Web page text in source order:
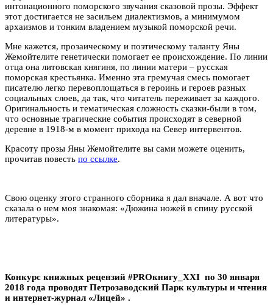
интонационного поморского звучания сказовой прозы. Эффект
этот достигается не засильем диалектизмов, а минимумом
архаизмов и тонким владением музыкой поморской речи.
Мне кажется, прозаическому и поэтическому таланту Яны
Жемойтелите генетически помогает ее происхождение. По линии
отца она литовская княгиня, по линии матери – русская
поморская крестьянка. Именно эта гремучая смесь помогает
писателю легко перевоплощаться в героинь и героев разных
социальных слоев, да так, что читатель переживает за каждого.
Оригинальность и тематическая сложность сказки-были в том,
что основные трагические события происходят в северной
деревне в 1918-м в момент прихода на Север интервентов.
Красоту прозы Яны Жемойтелите вы сами можете оценить,
прочитав повесть по ссылке.
Свою оценку этого странного сборника я дал вначале. А вот что
сказала о нем моя знакомая: «Дюжина ножей в спину русской
литературы».
Конкурс книжных рецензий #PROкнигу_XXI по 30 января
2018 года проводят Петрозаводский Парк культуры и чтения
и интернет-журнал «Лицей» .